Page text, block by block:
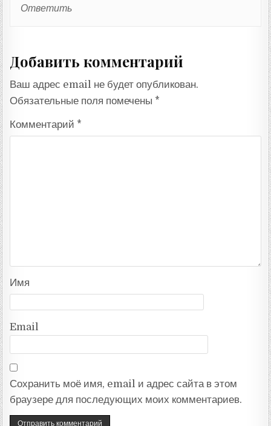
Ответить
Добавить комментарий
Ваш адрес email не будет опубликован.
Обязательные поля помечены *
Комментарий *
Имя
Email
Сохранить моё имя, email и адрес сайта в этом
браузере для последующих моих комментариев.